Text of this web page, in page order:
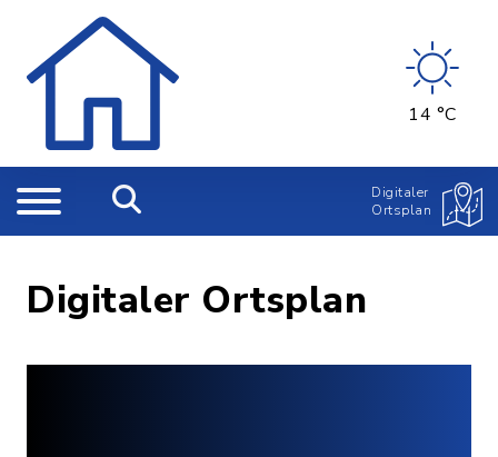
14 °C
Digitaler
Ortsplan
Digitaler Ortsplan